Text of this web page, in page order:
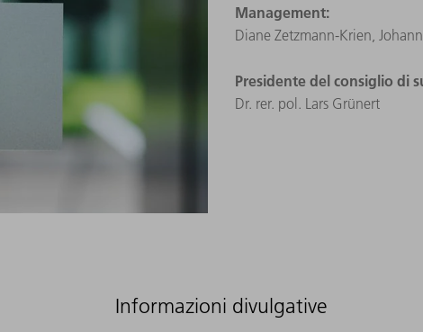
Management:
Diane Zetzmann‑Krien,
Presidente del consiglio di
Dr. rer. pol. Lars Grünert
Informazioni divulgative